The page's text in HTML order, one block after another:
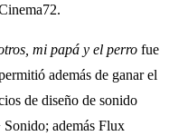
mi papá y el perro fue
además de ganar el
de diseño de sonido
además Flux